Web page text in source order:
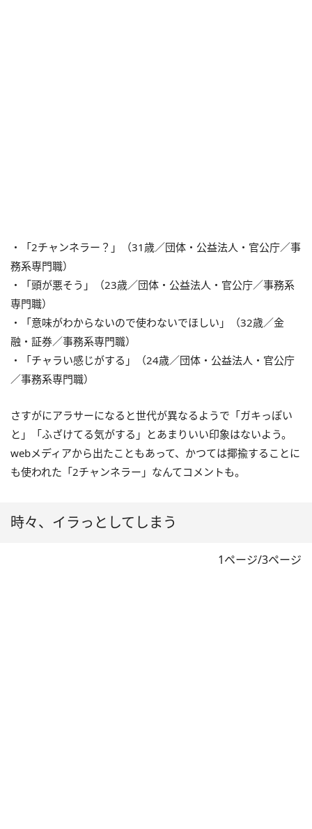
・「2チャンネラー？」（31歳／団体・公益法人・官公庁／事
務系専門職）
・「頭が悪そう」（23歳／団体・公益法人・官公庁／事務系
専門職）
・「意味がわからないので使わないでほしい」（32歳／金
融・証券／事務系専門職）
・「チャラい感じがする」（24歳／団体・公益法人・官公庁
／事務系専門職）
さすがにアラサーになると世代が異なるようで「ガキっぽい
と」「ふざけてる気がする」とあまりいい印象はないよう。
webメディアから出たこともあって、かつては揶揄することに
も使われた「2チャンネラー」なんてコメントも。
時々、イラっとしてしまう
1ページ/3ページ